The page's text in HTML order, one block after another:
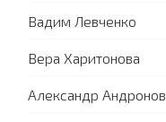
Вадим Левченко
Вера Харитонова
Александр Андронов